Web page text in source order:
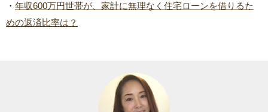
・ 年収600万円世帯が、家計に無理なく住宅ローンを借りるた
めの返済比率は？